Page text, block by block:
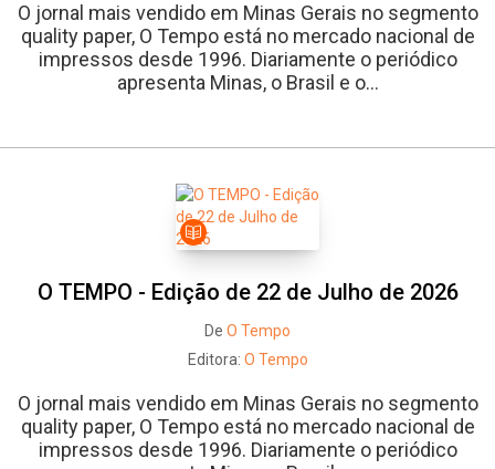
O jornal mais vendido em Minas Gerais no segmento
quality paper, O Tempo está no mercado nacional de
impressos desde 1996. Diariamente o periódico
apresenta Minas, o Brasil e o...
O TEMPO - Edição de 22 de Julho de 2026
De O Tempo
Editora: O Tempo
O jornal mais vendido em Minas Gerais no segmento
quality paper, O Tempo está no mercado nacional de
impressos desde 1996. Diariamente o periódico